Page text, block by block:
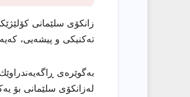
زانكۆی سلێمانی
تەكنیكی و پیشەیی،
بەگوێرەی
لەزانكۆی سلێمانی بۆ